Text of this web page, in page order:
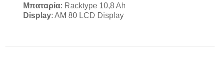
Μπαταρία: Racktype 10,8 Ah
Display: AM 80 LCD Display